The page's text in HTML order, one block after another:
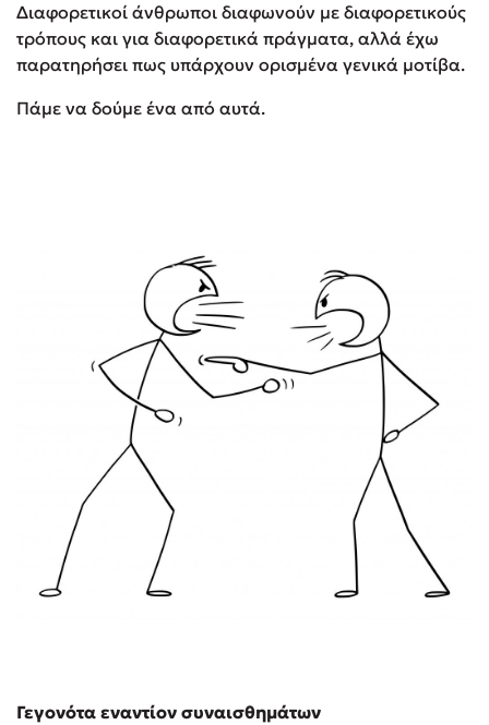
Διαφορετικοί άνθρωποι διαφωνούν με διαφορετικούς
τρόπους και για διαφορετικά πράγματα, αλλά έχω
παρατηρήσει πως υπάρχουν ορισμένα γενικά μοτίβα.
Πάμε να δούμε ένα από αυτά.
Γεγονότα εναντίον συναισθημάτων